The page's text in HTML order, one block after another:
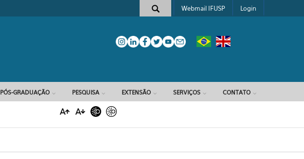
Formulário de busca
Webmail IFUSP Login
PÓS-GRADUAÇÃO PESQUISA EXTENSÃO SERVIÇOS CONTATO